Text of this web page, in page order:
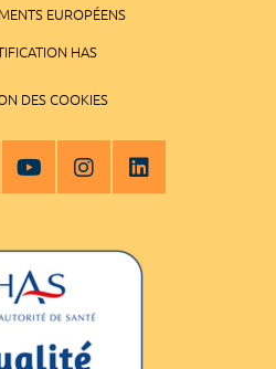
EUROPÉENS
HAS
DES COOKIES